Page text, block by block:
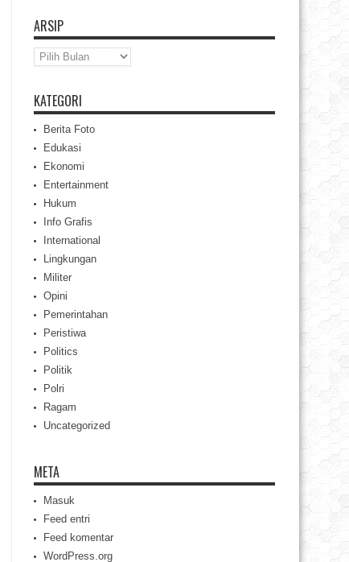
ARSIP
Arsip
KATEGORI
Berita Foto
Edukasi
Ekonomi
Entertainment
Hukum
Info Grafis
International
Lingkungan
Militer
Opini
Pemerintahan
Peristiwa
Politics
Politik
Polri
Ragam
Uncategorized
META
Masuk
Feed entri
Feed komentar
WordPress.org